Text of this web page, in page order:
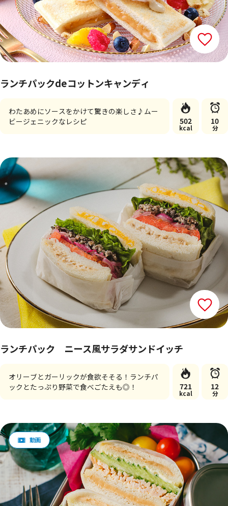
ランチパックdeコットンキャンディ
わたあめにソースをかけて驚きの楽しさ♪ムー
ビージェニックなレシピ
502
kcal
10
分
ランチパック ニース風サラダサンドイッチ
オリーブとガーリックが食欲そそる！ランチパ
ックとたっぷり野菜で食べごたえも◎！
721
kcal
12
分